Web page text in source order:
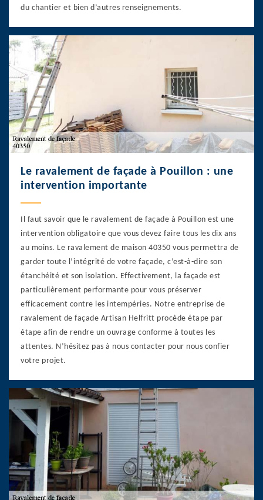
du chantier et bien d’autres renseignements.
Le ravalement de façade à Pouillon : une
intervention importante
Il faut savoir que le ravalement de façade à Pouillon est une
intervention obligatoire que vous devez faire tous les dix ans
au moins. Le ravalement de maison 40350 vous permettra de
garder toute l’intégrité de votre façade, c’est-à-dire son
étanchéité et son isolation. Effectivement, la façade est
particulièrement performante pour vous préserver
efficacement contre les intempéries. Notre entreprise de
ravalement de façade Artisan Helfritt procède étape par
étape afin de rendre un ouvrage conforme à toutes les
attentes. N’hésitez pas à nous contacter pour nous confier
votre projet.